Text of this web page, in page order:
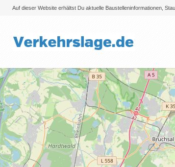
Auf dieser Website erhältst Du aktuelle Baustelleninformationen,